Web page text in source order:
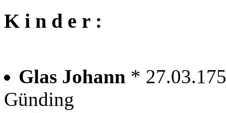
K i n d e r :
Glas Johann *
Günding